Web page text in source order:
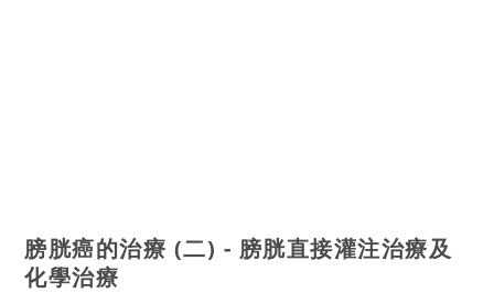
膀胱癌的治療 (二) - 膀胱直接灌注治療及
化學治療